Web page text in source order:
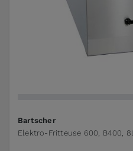
Bartscher
Elektro-Fritteuse 600, B400, 8L